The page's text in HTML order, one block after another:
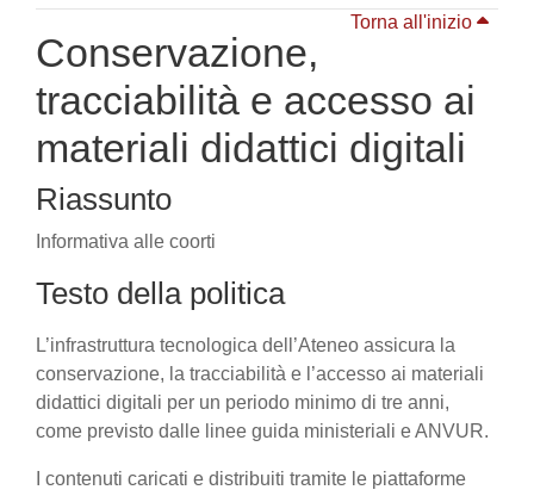
Torna all'inizio
Conservazione,
tracciabilità e accesso ai
materiali didattici digitali
Riassunto
Informativa alle coorti
Testo della politica
L’infrastruttura tecnologica dell’Ateneo assicura la
conservazione, la tracciabilità e l’accesso ai materiali
didattici digitali per un periodo minimo di tre anni,
come previsto dalle linee guida ministeriali e ANVUR.
I contenuti caricati e distribuiti tramite le piattaforme